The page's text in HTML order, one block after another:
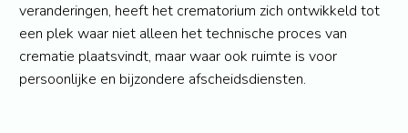
veranderingen, heeft het crematorium zich ontwikkeld tot
een plek waar niet alleen het technische proces van
crematie plaatsvindt, maar waar ook ruimte is voor
persoonlijke en bijzondere afscheidsdiensten.